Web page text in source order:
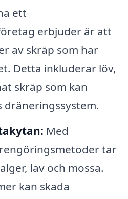
ett
erbjuder är att
av skräp som har
Detta inkluderar löv,
skräp som kan
dräneringssystem.
Med
tar
lav och mossa.
kan skada